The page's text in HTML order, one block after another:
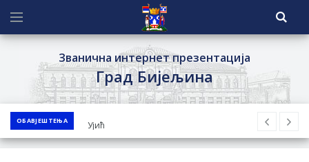
Званична интернет презентација
Град Бијељина
ОБАВЈЕШТЕЊА
ЈАВНИ ПОЗИВ ЗА ПРИЈАВУ
НЕПРОПИСНОГ ОДЛАГАЊА ОТПАДА УЗ